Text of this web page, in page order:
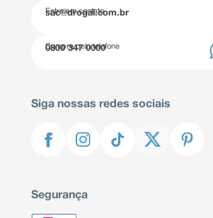
Entre em contato
sac@drogal.com.br
Compre pelo telefone
0800 347 0000
Siga nossas redes sociais
Segurança